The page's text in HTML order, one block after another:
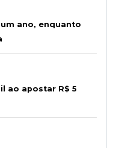
ano, enquanto
ao apostar R$ 5